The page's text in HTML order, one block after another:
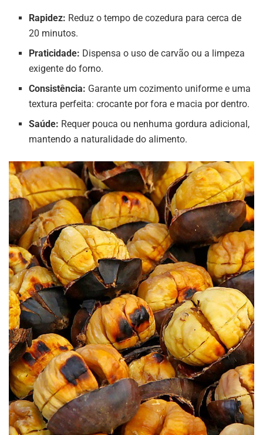
Rapidez: Reduz o tempo de cozedura para cerca de
20 minutos.
Praticidade: Dispensa o uso de carvão ou a limpeza
exigente do forno.
Consistência: Garante um cozimento uniforme e uma
textura perfeita: crocante por fora e macia por dentro.
Saúde: Requer pouca ou nenhuma gordura adicional,
mantendo a naturalidade do alimento.